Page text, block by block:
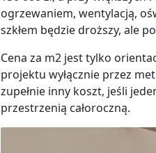
ogrzewaniem, wentylacją,
szkłem będzie droższy, ale
Cena za m2 jest tylko
projektu wyłącznie przez
zupełnie inny koszt, jeśli
przestrzenią całoroczną.